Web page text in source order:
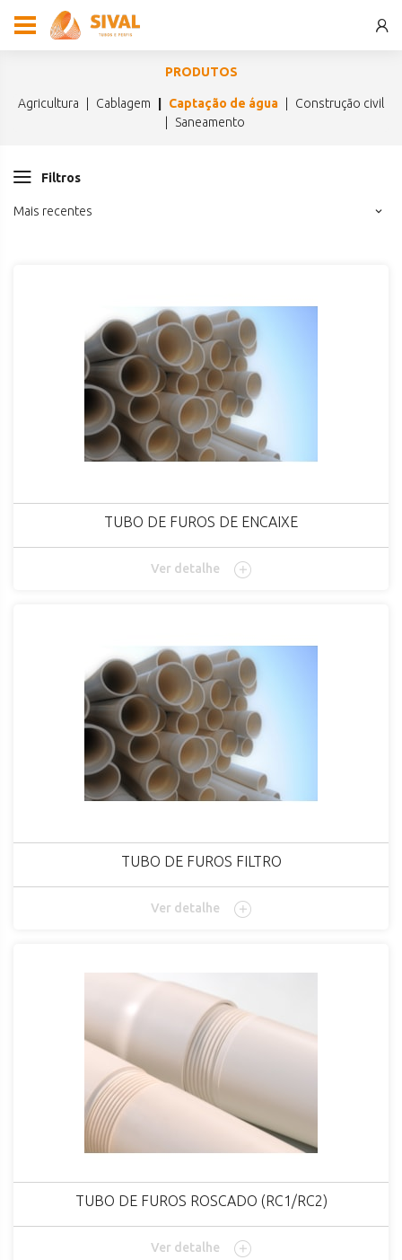
PRODUTOS
agricultura cablagem captação de água
construção civil
saneamento
Filtros
Mais recentes
TUBO DE FUROS DE ENCAIXE
Ver detalhe
TUBO DE FUROS FILTRO
Ver detalhe
TUBO DE FUROS ROSCADO (RC1/RC2)
Ver detalhe